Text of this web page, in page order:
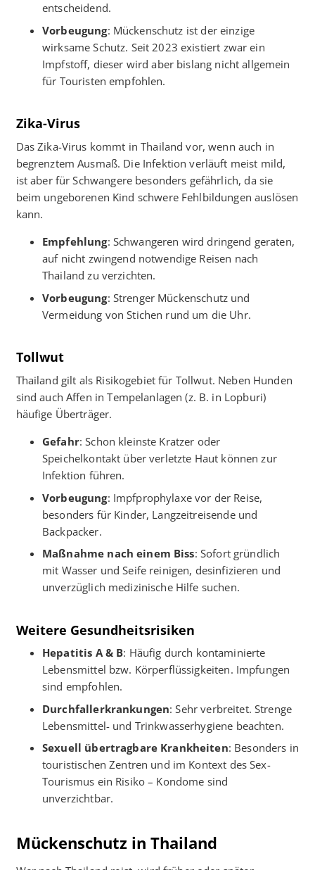
entscheidend.
Vorbeugung: Mückenschutz ist der einzige
wirksame Schutz. Seit 2023 existiert zwar ein
Impfstoff, dieser wird aber bislang nicht allgemein
für Touristen empfohlen.
Zika-Virus
Das Zika-Virus kommt in Thailand vor, wenn auch in
begrenztem Ausmaß. Die Infektion verläuft meist mild,
ist aber für Schwangere besonders gefährlich, da sie
beim ungeborenen Kind schwere Fehlbildungen auslösen
kann.
Empfehlung: Schwangeren wird dringend geraten,
auf nicht zwingend notwendige Reisen nach
Thailand zu verzichten.
Vorbeugung: Strenger Mückenschutz und
Vermeidung von Stichen rund um die Uhr.
Tollwut
Thailand gilt als Risikogebiet für Tollwut. Neben Hunden
sind auch Affen in Tempelanlagen (z. B. in Lopburi)
häufige Überträger.
Gefahr: Schon kleinste Kratzer oder
Speichelkontakt über verletzte Haut können zur
Infektion führen.
Vorbeugung: Impfprophylaxe vor der Reise,
besonders für Kinder, Langzeitreisende und
Backpacker.
Maßnahme nach einem Biss: Sofort gründlich
mit Wasser und Seife reinigen, desinfizieren und
unverzüglich medizinische Hilfe suchen.
Weitere Gesundheitsrisiken
Hepatitis A & B: Häufig durch kontaminierte
Lebensmittel bzw. Körperflüssigkeiten. Impfungen
sind empfohlen.
Durchfallerkrankungen: Sehr verbreitet. Strenge
Lebensmittel- und Trinkwasserhygiene beachten.
Sexuell übertragbare Krankheiten: Besonders in
touristischen Zentren und im Kontext des Sex-
Tourismus ein Risiko – Kondome sind
unverzichtbar.
Mückenschutz in Thailand